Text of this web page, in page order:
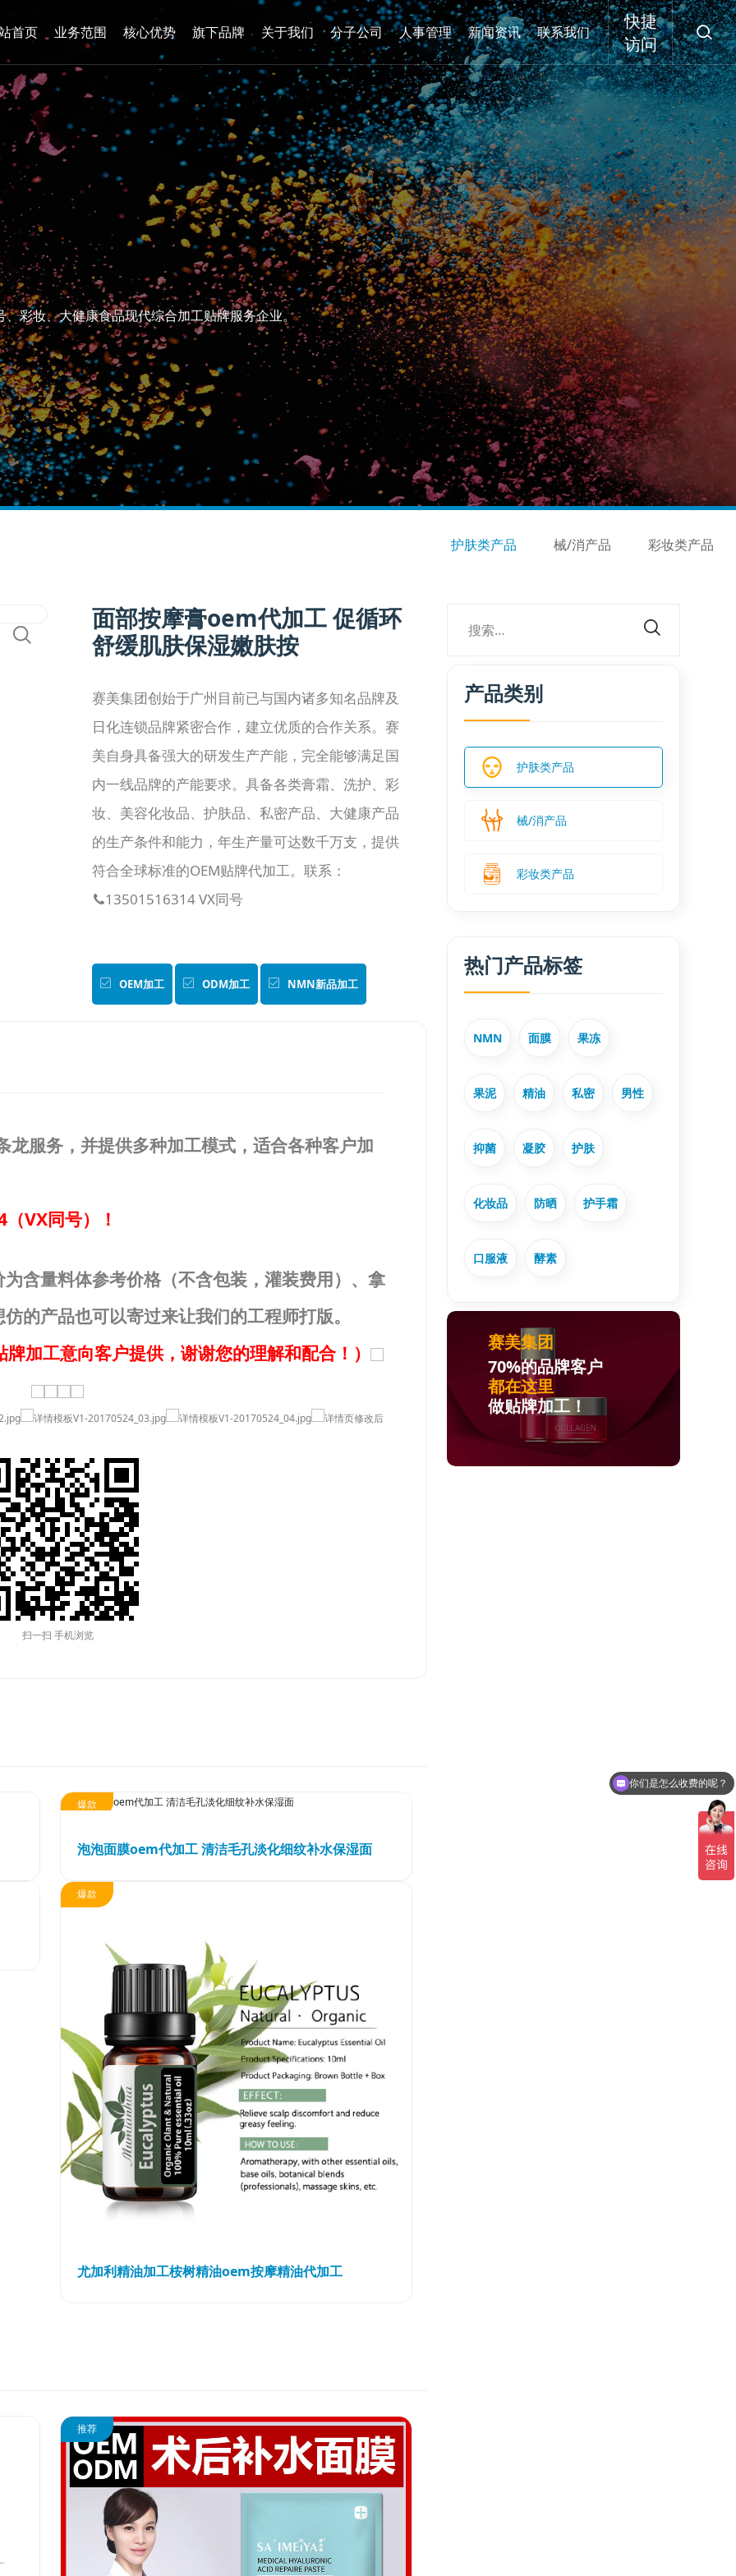
首页 业务范围 核心优势 旗下品牌 关于我们 分子公司 人事管理 新闻资讯 联系我们
快捷
访问

集万草®
抖抖舒®
赛美姿®
发展历程
赛美食品
招贤纳士
、彩妆、大健康食品现代综合加工贴牌服务企业。
护肤类产品 械/消产品 彩妆类产品
面部按摩膏oem代加工 促循环
舒缓肌肤保湿嫩肤按
赛美集团创始于广州目前已与国内诸多知名品牌及
日化连锁品牌紧密合作，建立优质的合作关系。赛
美自身具备强大的研发生产产能，完全能够满足国
内一线品牌的产能要求。具备各类膏霜、洗护、彩
妆、美容化妆品、护肤品、私密产品、大健康产品
的生产条件和能力，年生产量可达数千万支，提供
符合全球标准的OEM贴牌代加工。联系：
13501516314 VX同号
OEM加工 ODM加工 NMN新品加工
龙服务，并提供多种加工模式，适合各种客户加
VX同号）！
含量料体参考价格（不含包装，灌装费用）、拿
的产品也可以寄过来让我们的工程师打版。
加工意向客户提供，谢谢您的理解和配合！）
扫一扫 手机浏览
爆款
泡泡面膜oem代加工 清洁毛孔淡化细纹补水保湿面
爆款
尤加利精油加工桉树精油oem按摩精油代加工
推荐
产品类别
护肤类产品
械/消产品
彩妆类产品
热门产品标签
NMN 面膜 果冻
果泥 精油 私密 男性
抑菌 凝胶 护肤
化妆品 防晒 护手霜
口服液 酵素
赛美集团
70%的品牌客户
都在这里
做贴牌加工！
现在有优惠活动么？